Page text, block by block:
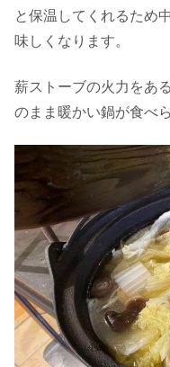
と保温してくれるため
味しくなります。
薪ストーブの火力をあ
のまま暖かい鍋が食べ